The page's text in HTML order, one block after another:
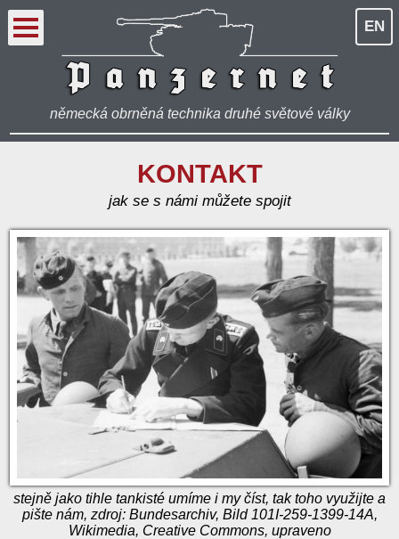
EN
německá obrněná technika druhé světové války
KONTAKT
jak se s námi můžete spojit
stejně jako tihle tankisté umíme i my číst, tak toho využijte a
pište nám, zdroj: Bundesarchiv, Bild 101I-259-1399-14A,
Wikimedia, Creative Commons, upraveno